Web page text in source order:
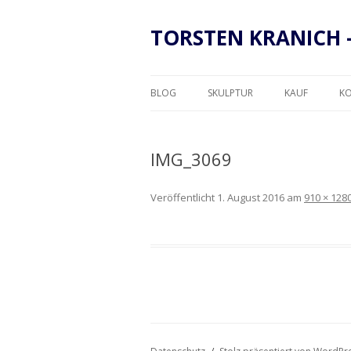
TORSTEN KRANICH
BLOG SKULPTUR KAUF
IMG_3069
Veröffentlicht 1. August 2016 am 910 ×